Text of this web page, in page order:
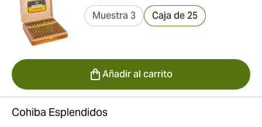
Muestra 3 Caja de 25
Añadir al carrito
Cohiba Esplendidos